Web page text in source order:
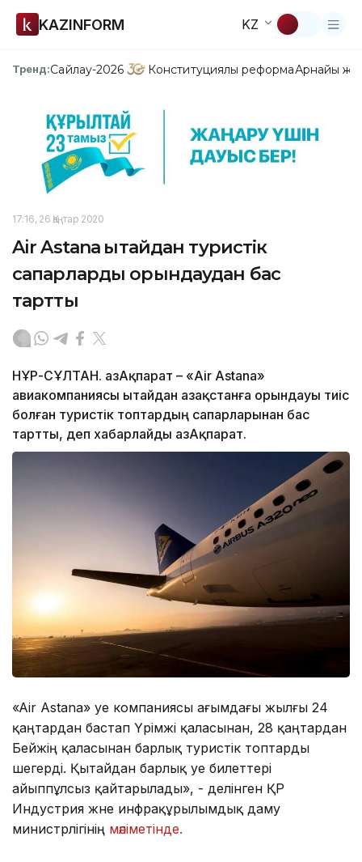
KAZINFORM KZ
Тренд:Сайлау-2026 Конституциялық реформаАрнайы
17:16, 26 Қаңтар 2020
Air Astana Қытайдан туристік
сапарларды орындаудан бас
тартты
НҰР-СҰЛТАН. ҚазАқпарат – «Air Astana»
авиакомпаниясы Қытайдан Қазақстанға орындауы тиіс
болған туристік топтардың сапарларынан бас
тартты, деп хабарлайды ҚазАқпарат.
«Air Astana» әуе компаниясы ағымдағы жылғы 24
қаңтардан бастап Үрімжі қаласынан, 28 қаңтардан
Бейжің қаласынан барлық туристік топтарды
шегерді. Қытайдан барлық әуе билеттері
айыппұлсыз қайтарылады», - делінген ҚР
Индустрия және инфрақұрылымдық даму
министрлігінің мәліметінде.